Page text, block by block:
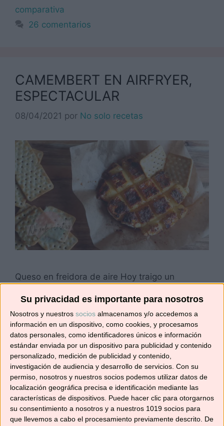
Su privacidad es importante para nosotros
Nosotros y nuestros socios almacenamos y/o accedemos a
información en un dispositivo, como cookies, y procesamos
datos personales, como identificadores únicos e información
estándar enviada por un dispositivo para publicidad y contenido
personalizado, medición de publicidad y contenido,
investigación de audiencia y desarrollo de servicios. Con su
permiso, nosotros y nuestros socios podemos utilizar datos de
localización geográfica precisa e identificación mediante las
características de dispositivos. Puede hacer clic para otorgarnos
su consentimiento a nosotros y a nuestros 1019 socios para
que llevemos a cabo el procesamiento previamente descrito. De
comparativa
26 comentarios
CAMEMBERT EN AIRFRYER,
ESPECTACULAR
08/04/2021 por No solo recetas
Queso en freidora de aire Hoy traigo un
bien cómo llamarlo, o para una cena rápida
porque lo cierto es qué este queso en freidora
de aire está tan rico que apetece en cualquier
momento. Es tan fácil de preparar que en
apenas unos minutos lo tienes listo. …
Leer más
Categorías
Recetas con freidora de aire
Etiquetas
cambembert en airfryer, camembert,
Cecofry,Cecofry deluxe, Cecotec,picoteo,